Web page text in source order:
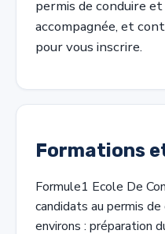
permis de conduire
accompagnée, et
pour vous inscrire.
Formations
Formule1 Ecole De
candidats au permis
environs : préparation